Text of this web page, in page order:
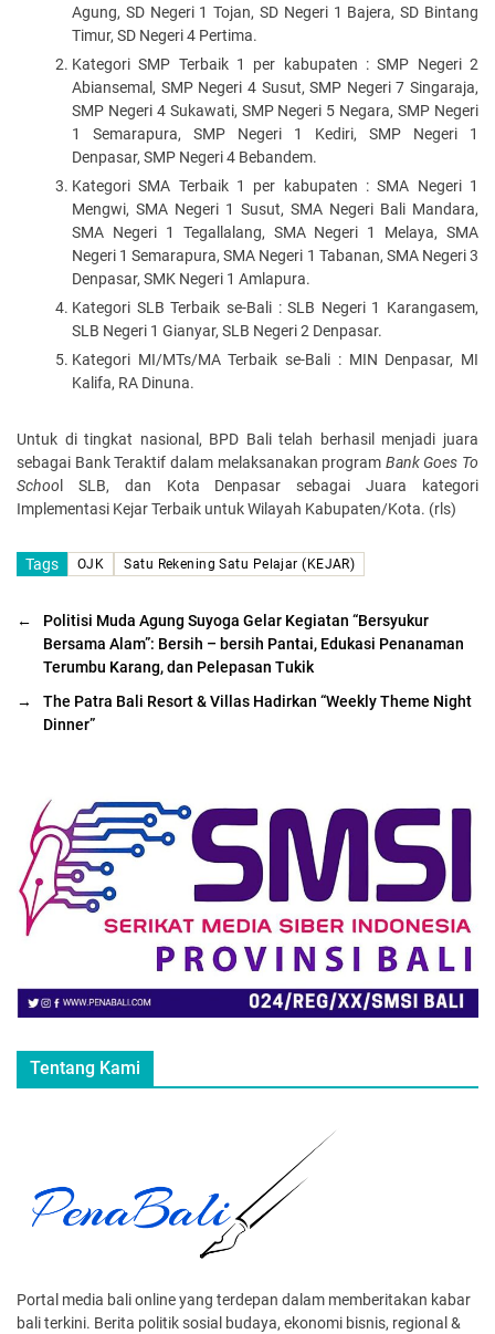
Agung, SD Negeri 1 Tojan, SD Negeri 1 Bajera, SD Bintang
Timur, SD Negeri 4 Pertima.
Kategori SMP Terbaik 1 per kabupaten : SMP Negeri 2
Abiansemal, SMP Negeri 4 Susut, SMP Negeri 7 Singaraja,
SMP Negeri 4 Sukawati, SMP Negeri 5 Negara, SMP Negeri
1 Semarapura, SMP Negeri 1 Kediri, SMP Negeri 1
Denpasar, SMP Negeri 4 Bebandem.
Kategori SMA Terbaik 1 per kabupaten : SMA Negeri 1
Mengwi, SMA Negeri 1 Susut, SMA Negeri Bali Mandara,
SMA Negeri 1 Tegallalang, SMA Negeri 1 Melaya, SMA
Negeri 1 Semarapura, SMA Negeri 1 Tabanan, SMA Negeri 3
Denpasar, SMK Negeri 1 Amlapura.
Kategori SLB Terbaik se-Bali : SLB Negeri 1 Karangasem,
SLB Negeri 1 Gianyar, SLB Negeri 2 Denpasar.
Kategori MI/MTs/MA Terbaik se-Bali : MIN Denpasar, MI
Kalifa, RA Dinuna.
Untuk di tingkat nasional, BPD Bali telah berhasil menjadi juara
sebagai Bank Teraktif dalam melaksanakan program Bank Goes To
Schoo l SLB, dan Kota Denpasar sebagai Juara kategori
Implementasi Kejar Terbaik untuk Wilayah Kabupaten/Kota. (rls)
Tags OJK Satu Rekening Satu Pelajar (KEJAR)
←
Politisi Muda Agung Suyoga Gelar Kegiatan “Bersyukur
Bersama Alam”: Bersih – bersih Pantai, Edukasi Penanaman
Terumbu Karang, dan Pelepasan Tukik
→
The Patra Bali Resort & Villas Hadirkan “Weekly Theme Night
Dinner”
Tentang Kami
Portal media bali online yang terdepan dalam memberitakan kabar
bali terkini. Berita politik sosial budaya, ekonomi bisnis, regional &